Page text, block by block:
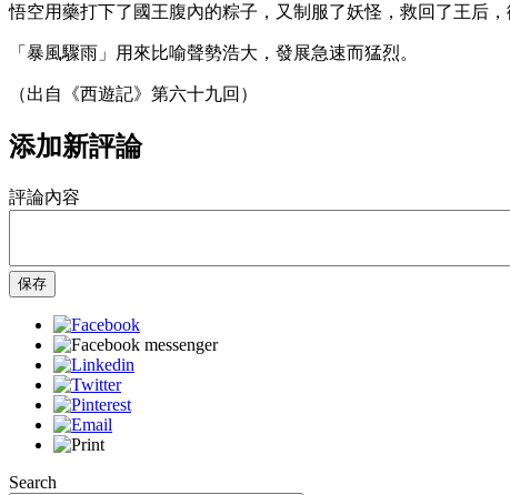
悟空用藥打下了國王腹內的粽子，又制服了妖怪，救回了王后，
「暴風驟雨」用來比喻聲勢浩大，發展急速而猛烈。
（出自《西遊記》第六十九回）
添加新評論
評論內容
保存
Search